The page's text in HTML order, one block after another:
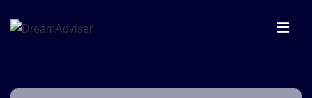
Перейти
содержимому
навигация